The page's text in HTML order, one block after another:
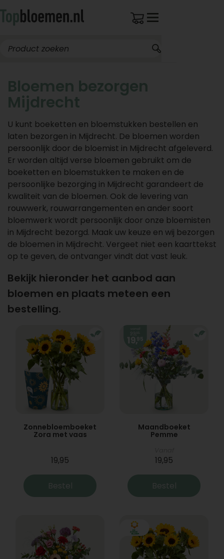
Bloemen bezorgen
Mijdrecht
U kunt boeketten en bloemstukken bestellen en
laten bezorgen in Mijdrecht. De bloemen worden
persoonlijk door de bloemist in Mijdrecht afgeleverd.
Er worden altijd verse bloemen gebruikt om de
boeketten en bloemstukken te maken en de
persoonlijke bezorging in Mijdrecht garandeert de
kwaliteit van de bloemen. Ook de levering van
rouwwerk, rouwarrangementen en ander soort
bloemwerk wordt persoonlijk door onze bloemisten
in Mijdrecht bezorgd. Maak uw keuze en wij bezorgen
de bloemen in Mijdrecht. Vergeet niet een kaarttekst
op te geven, de ontvanger vindt dat vast leuk.
Bekijk hieronder het aanbod aan
bloemen en plaats meteen een
bestelling.
Zonnebloemboeket
Zora met vaas
19,95
Bestel
Maandboeket
Pemme
19,95
Bestel